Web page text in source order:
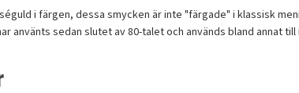
i färgen, dessa smycken är inte "färgade" i klassisk
använts sedan slutet av 80-talet och används bland annat